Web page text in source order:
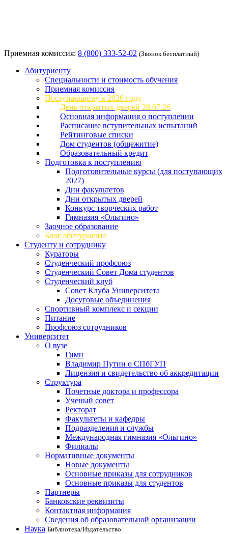
Приемная комиссия: 8 (800) 333-52-02 (Звонок бесплатный)
Абитуриенту
Специальности и стоимость обучения
Приемная комиссия
Поступающему в 2026 году
День открытых дверей 28.07.26
Основная информация о поступлении
Расписание вступительных испытаний
Рейтинговые списки
Дом студентов (общежитие)
Образовательный кредит
Подготовка к поступлению
Подготовительные курсы (для поступающих
2027)
Дни факультетов
Дни открытых дверей
Конкурс творческих работ
Гимназия «Ольгино»
Заочное образование
Блог абитуриента
Студенту и сотруднику
Кураторы
Студенческий профсоюз
Студенческий Совет Дома студентов
Студенческий клуб
Совет Клуба Университета
Досуговые объединения
Спортивный комплекс и секции
Питание
Профсоюз сотрудников
Университет
О вузе
Гимн
Владимир Путин о СПбГУП
Лицензия и свидетельство об аккредитации
Структура
Почетные доктора и профессора
Ученый совет
Ректорат
Факультеты и кафедры
Подразделения и службы
Международная гимназия «Ольгино»
Филиалы
Нормативные документы
Новые документы
Основные приказы для сотрудников
Основные приказы для студентов
Партнеры
Банковские реквизиты
Контактная информация
Сведения об образовательной организации
Наука Библиотека/Издательство